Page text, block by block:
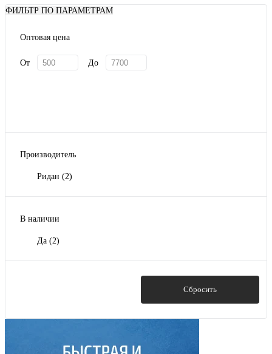
ФИЛЬТР ПО ПАРАМЕТРАМ
Оптовая цена
От До
Производитель
Ридан (2)
В наличии
Да (2)
Сбросить